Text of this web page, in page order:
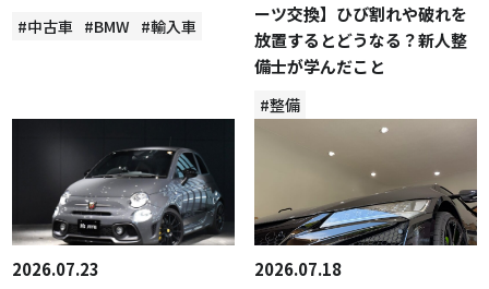
#中古車 #BMW #輸入車
ーツ交換】ひび割れや破れを
放置するとどうなる？新人整
備士が学んだこと
#整備
2026.07.23
2026.07.18